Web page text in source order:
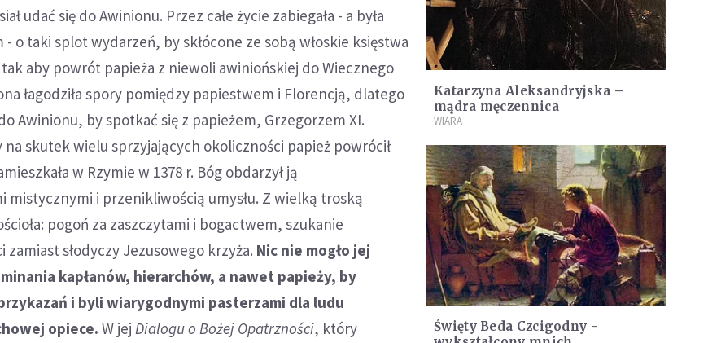
udać się do Awinionu. Przez całe życie zabiegała - a była
o taki splot wydarzeń, by skłócone ze sobą włoskie księstwa
aby powrót papieża z niewoli awiniońskiej do Wiecznego
łagodziła spory pomiędzy papiestwem i Florencją, dlatego
Awinionu, by spotkać się z papieżem, Grzegorzem XI.
na skutek wielu sprzyjających okoliczności papież powrócił
w Rzymie w 1378 r. Bóg obdarzył ją
mistycznymi i przenikliwością umysłu. Z wielką troską
pogoń za zaszczytami i bogactwem, szukanie
słodyczy Jezusowego krzyża. Nic nie mogło jej
kapłanów, hierarchów, a nawet papieży, by
i byli wiarygodnymi pasterzami dla ludu
opiece. W jej Dialogu o Bożej Opatrzności, który
Katarzyna Aleksandryjska –
mądra męczennica
WIARA
Święty Beda Czcigodny -